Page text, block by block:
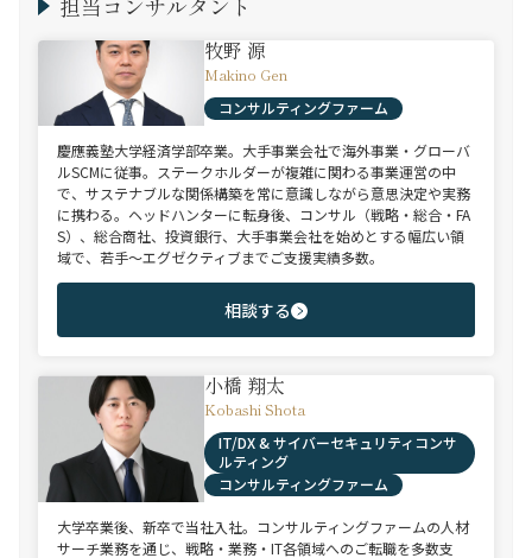
牧野 源
Makino Gen
コンサルティングファーム
慶應義塾大学経済学部卒業。大手事業会社で海外事業・グローバ
ルSCMに従事。ステークホルダーが複雑に関わる事業運営の中
で、サステナブルな関係構築を常に意識しながら意思決定や実務
に携わる。ヘッドハンターに転身後、コンサル（戦略・総合・FA
S）、総合商社、投資銀行、大手事業会社を始めとする幅広い領
域で、若手～エグゼクティブまでご支援実績多数。
相談する
小橋 翔太
Kobashi Shota
IT/DX & サイバーセキュリティコンサ
ルティング
コンサルティングファーム
大学卒業後、新卒で当社入社。コンサルティングファームの人材
サーチ業務を通じ、戦略・業務・IT各領域へのご転職を多数支